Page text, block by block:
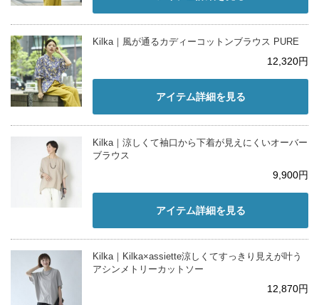
Kilka｜風が通るカディーコットンブラウス PURE
12,320円
アイテム詳細を見る
Kilka｜涼しくて袖口から下着が見えにくいオーバー
ブラウス
9,900円
アイテム詳細を見る
Kilka｜Kilka×assiette涼しくてすっきり見えが叶う
アシンメトリーカットソー
12,870円